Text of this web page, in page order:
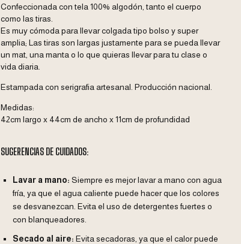
Confeccionada con tela 100% algodón, tanto el cuerpo
como las tiras.
Es muy cómoda para llevar colgada tipo bolso y super
amplia; Las tiras son largas justamente para se pueda llevar
un mat, una manta o lo que quieras llevar para tu clase o
vida diaria.
Estampada con serigrafia artesanal. Producción nacional.
Medidas:
42cm largo x 44cm de ancho x 11cm de profundidad
SUGERENCIAS DE CUIDADOS:
Lavar a mano: Siempre es mejor lavar a mano con agua
fría, ya que el agua caliente puede hacer que los colores
se desvanezcan. Evita el uso de detergentes fuertes o
con blanqueadores.
Secado al aire: Evita secadoras, ya que el calor puede